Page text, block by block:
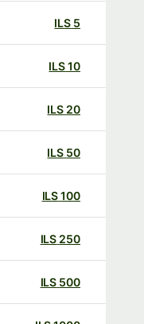
ILS
ILS
20
ILS
50
ILS
100
ILS
250
ILS
500
ILS